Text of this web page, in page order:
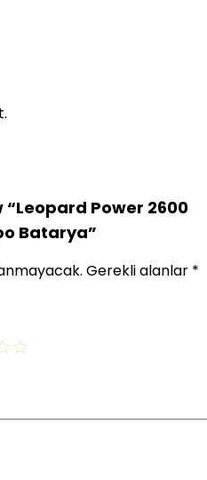
Power 2600
Batarya”
Gerekli alanlar *